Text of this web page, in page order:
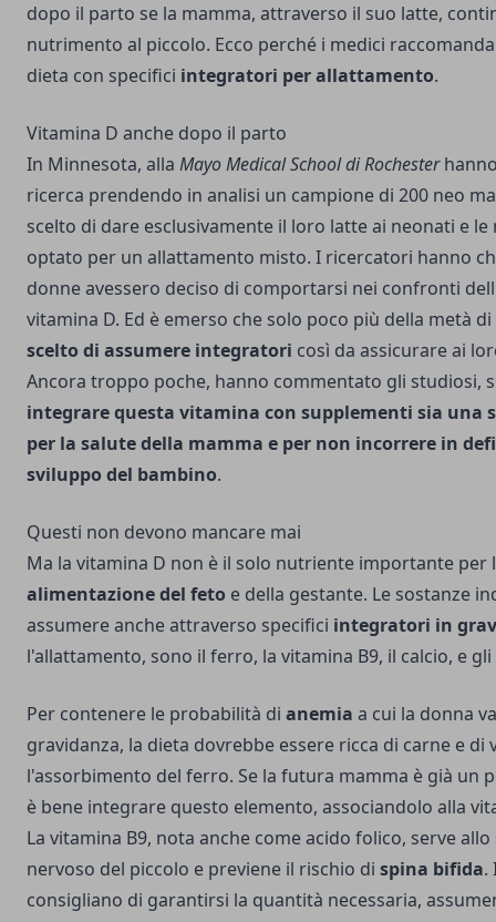
dopo il parto se la mamma, attraverso il suo latte,
nutrimento al piccolo. Ecco perché i medici
dieta con specifici integratori per allattamento.
Vitamina D anche dopo il parto
In Minnesota, alla Mayo Medical School di Rochester
ricerca prendendo in analisi un campione di 200 neo
scelto di dare esclusivamente il loro latte ai neonati e le
optato per un allattamento misto. I ricercatori hanno
donne avessero deciso di comportarsi nei confronti
vitamina D. Ed è emerso che solo poco più della metà
scelto di assumere integratori così da assicurare ai
Ancora troppo poche, hanno commentato gli studiosi,
integrare questa vitamina con supplementi sia una
per la salute della mamma e per non incorrere in
sviluppo del bambino.
Questi non devono mancare mai
Ma la vitamina D non è il solo nutriente importante per
alimentazione del feto e della gestante. Le sostanze
assumere anche attraverso specifici integratori in
l'allattamento, sono il ferro, la vitamina B9, il calcio, e
Per contenere le probabilità di anemia a cui la donna
gravidanza, la dieta dovrebbe essere ricca di carne e di
l'assorbimento del ferro. Se la futura mamma è già un
è bene integrare questo elemento, associandolo alla
La vitamina B9, nota anche come acido folico, serve
nervoso del piccolo e previene il rischio di spina bifida.
consigliano di garantirsi la quantità necessaria,